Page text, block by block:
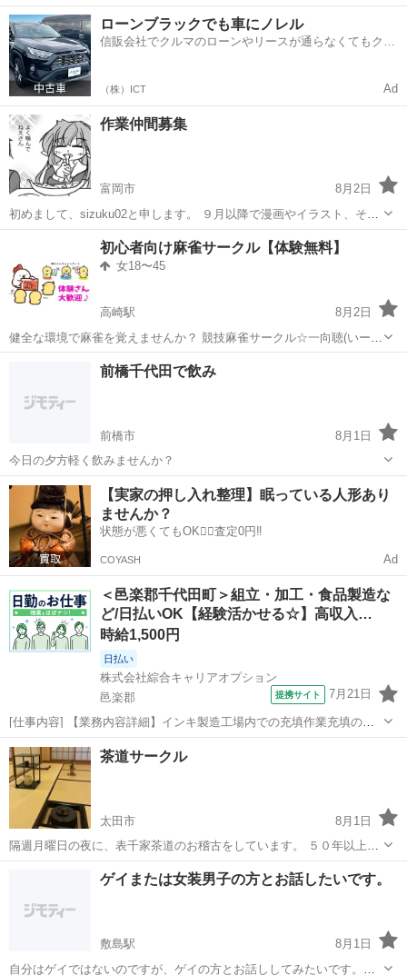
話せる、居られる場所です。 理由は何でも構いません！ 吃音、失語
症、場面緘黙、構音障害、高次脳機能障害、脳性麻痺、進行性難病、
社会不安障害、その他、安心して人と...
群馬 伊勢崎市 伊勢崎駅 その他
ローンブラックでも車にノレル
信販会社でクルマのローンやリースが通らなくてもクル
（株）ICT Ad
作業仲間募集
富岡市
8月2日
初めまして、sizuku02と申します。 ９月以降で漫画やイラスト、その
他創作活動をしている人がカフェ等に集まって 作業会をしようと検討
しています！ 私も漫画やイラストや小説などの同人活動をしていまし
た。 一人で...
富岡市 その他
初心者向け麻雀サークル【体験無料】
女18〜45
高崎駅
8月2日
健全な環境で麻雀を覚えませんか？ 競技麻雀サークル☆一向聴(いーし
ゃんてん)では、一緒に麻雀の勉強が出来る仲間を募集しています。 賭
け麻雀一切禁止！ 完全禁煙！🚭 の、【 健全な環境 】で 楽しく麻雀の
高崎駅 その他
前橋千代田で飲み
前橋市
8月1日
今日の夕方軽く飲みませんか？
群馬 前橋市 その他
【実家の押し入れ整理】眠っている人形あり
ませんか？
状態が悪くてもOK🙆‍♀️査定0円‼️
COYASH Ad
＜邑楽郡千代田町＞組立・加工・食品製造な
ど/日払いOK【経験活かせる☆】高収入…
時給1,500円
日払い
株式会社綜合キャリアオプション
邑楽郡
提携サイト 7月21日
[仕事内容] 【業務内容詳細】インキ製造工場内での充填作業充填の機
械で充填するオペレーション、 フィルターや一斗缶の準備。 ポンプの
洗浄など手作業でのインキの柄杓(ひしゃく)での充填【取り扱い商品情
群馬 邑楽郡 工場
茶道サークル
太田市
8月1日
隔週月曜日の夜に、表千家茶道のお稽古をしています。 ５０年以上続
けている方から、初めての方まで、ゆったりしたペースでお茶を楽し
初めての方、学生時代に...
その他 サークル
ゲイまたは女装男子の方とお話したいです。
敷島駅
8月1日
自分はゲイではないのですが、ゲイの方とお話ししてみたいです。よ